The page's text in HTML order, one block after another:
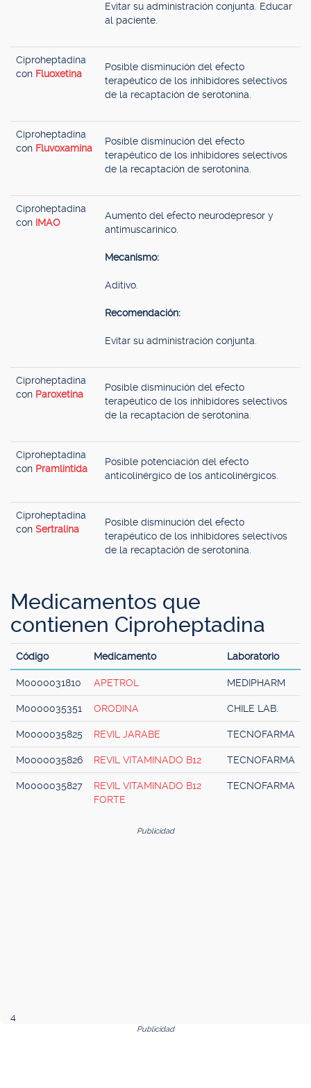
Evitar su administración conjunta. Educar
al paciente.
Ciproheptadina
con Fluoxetina
Posible disminución del efecto
terapéutico de los inhibidores selectivos
de la recaptación de serotonina.
Ciproheptadina
con Fluvoxamina
Posible disminución del efecto
terapéutico de los inhibidores selectivos
de la recaptación de serotonina.
Ciproheptadina
con IMAO
Aumento del efecto neurodepresor y
antimuscarínico.
Mecanismo:
Aditivo.
Recomendación:
Evitar su administración conjunta.
Ciproheptadina
con Paroxetina
Posible disminución del efecto
terapéutico de los inhibidores selectivos
de la recaptación de serotonina.
Ciproheptadina
con Pramlintida
Posible potenciación del efecto
anticolinérgico de los anticolinérgicos.
Ciproheptadina
con Sertralina
Posible disminución del efecto
terapéutico de los inhibidores selectivos
de la recaptación de serotonina.
Medicamentos que
contienen Ciproheptadina
Código Medicamento Laboratorio
M0000031810 APETROL MEDIPHARM
M0000035351 ORODINA CHILE LAB.
M0000035825 REVIL JARABE TECNOFARMA
M0000035826 REVIL VITAMINADO B12 TECNOFARMA
M0000035827
REVIL VITAMINADO B12
FORTE
TECNOFARMA
Publicidad
4
Publicidad